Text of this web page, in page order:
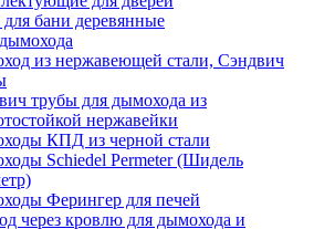
бани деревянные
из нержавеющей стали, Сэндвич
трубы для дымохода из
нержавейки
КПД из черной стали
Schiedel Permeter (Шидель
Ферингер для печей
через кровлю для дымохода и